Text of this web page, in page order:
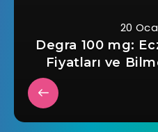
20
Degra 100 mg:
Fiyatları ve